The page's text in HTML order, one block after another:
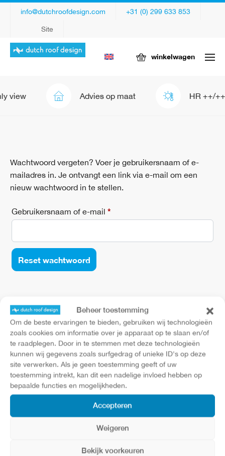
Beheer toestemming
Om de beste ervaringen te bieden, gebruiken wij technologieën
zoals cookies om informatie over je apparaat op te slaan en/of
te raadplegen. Door in te stemmen met deze technologieën
kunnen wij gegevens zoals surfgedrag of unieke ID's op deze
site verwerken. Als je geen toestemming geeft of uw
toestemming intrekt, kan dit een nadelige invloed hebben op
bepaalde functies en mogelijkheden.
Accepteren
Weigeren
Bekijk voorkeuren
info@dutchroofdesign.com +31 (0) 299 633 853
Site
winkelwagen
view Advies op maat HR ++/
Wachtwoord vergeten? Voer je gebruikersnaam of e-
mailadres in. Je ontvangt een link via e-mail om een
nieuw wachtwoord in te stellen.
Gebruikersnaam of e-mail *
Reset wachtwoord
view Advies op maat HR ++/
Account
winkelwagen